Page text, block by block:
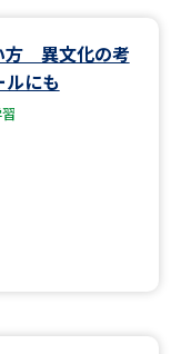
方 異文化の考
ルにも